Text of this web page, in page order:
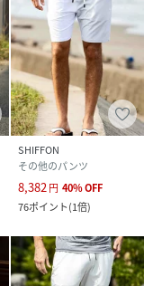
SHIFFON
その他のパンツ
8,382 円 40%OFF
76ポイント(1倍)